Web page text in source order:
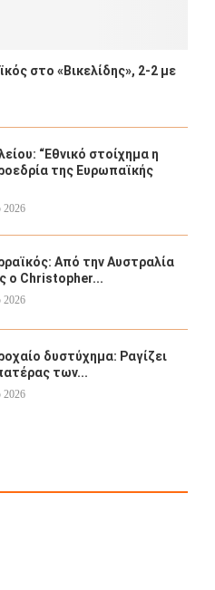
στο «Βικελίδης», 2-2 με
“Εθνικό στοίχημα η
της Ευρωπαϊκής
2026
Από την Αυστραλία
ο Christopher...
2026
δυστύχημα: Ραγίζει
των...
2026